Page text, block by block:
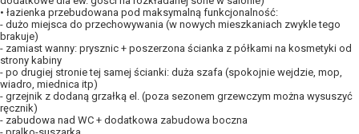
• łazienka przebudowana pod maksymalną funkcjonalność:
- dużo miejsca do przechowywania (w nowych mieszkaniach zwykle tego
brakuje)
- zamiast wanny: prysznic + poszerzona ścianka z półkami na kosmetyki od
strony kabiny
- po drugiej stronie tej samej ścianki: duża szafa (spokojnie wejdzie, mop,
wiadro, miednica itp)
- grzejnik z dodaną grzałką el. (poza sezonem grzewczym można wysuszyć
ręcznik)
- zabudowa nad WC + dodatkowa zabudowa boczna